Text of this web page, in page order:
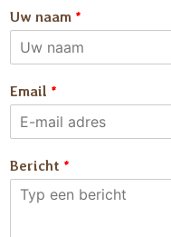
Uw naam *
Email *
Bericht *